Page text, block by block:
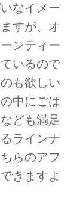
なイメー
すが、オ
ンティー
いるので
も欲しい
中にごは
ども満足
ラインナ
らのアフ
きますよ